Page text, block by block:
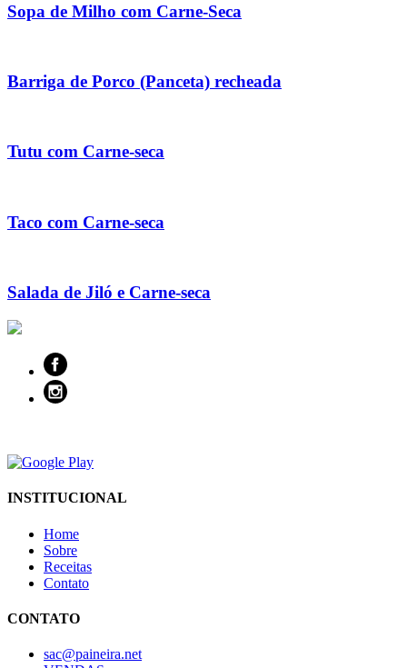
Sopa de Milho com Carne-Seca
Barriga de Porco (Panceta) recheada
Tutu com Carne-seca
Taco com Carne-seca
Salada de Jiló e Carne-seca
INSTITUCIONAL
Home
Sobre
Receitas
Contato
CONTATO
sac@paineira.net